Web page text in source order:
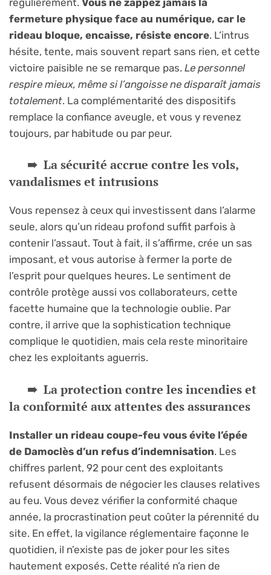
fermeture physique face au numérique, car le
rideau bloque, encaisse, résiste encore. L’intrus
hésite, tente, mais souvent repart sans rien, et cette
victoire paisible ne se remarque pas. Le personnel
respire mieux, même si l’angoisse ne disparaît jamais
totalement. La complémentarité des dispositifs
remplace la confiance aveugle, et vous y revenez
toujours, par habitude ou par peur.
La sécurité accrue contre les vols,
vandalismes et intrusions
Vous repensez à ceux qui investissent dans l’alarme
seule, alors qu’un rideau profond suffit parfois à
contenir l’assaut. Tout à fait, il s’affirme, crée un sas
imposant, et vous autorise à fermer la porte de
l’esprit pour quelques heures. Le sentiment de
contrôle protège aussi vos collaborateurs, cette
facette humaine que la technologie oublie. Par
contre, il arrive que la sophistication technique
complique le quotidien, mais cela reste minoritaire
chez les exploitants aguerris.
La protection contre les incendies et
la conformité aux attentes des assurances
Installer un rideau coupe-feu vous évite l’épée
de Damoclès d’un refus d’indemnisation. Les
chiffres parlent, 92 pour cent des exploitants
refusent désormais de négocier les clauses relatives
au feu. Vous devez vérifier la conformité chaque
année, la procrastination peut coûter la pérennité du
site. En effet, la vigilance réglementaire façonne le
quotidien, il n’existe pas de joker pour les sites
hautement exposés. Cette réalité n’a rien de